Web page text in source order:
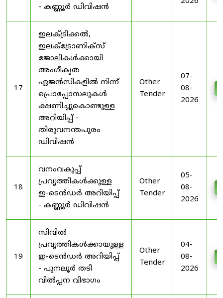
- കണ്ണൂർ ഡിവിഷൻ
17
ഇലക്ട്രിക്കൽ,
ഇലക്ട്രോണിക്സ്
ജോലികൾക്കായി
അംഗീകൃത
ഏജൻസികളിൽ നിന്ന്
പ്രൊപ്പോസലുകൾ
ക്ഷണിച്ചുകൊണ്ടുള്ള
അറിയിപ്പ് -
തിരുവനന്തപുരം
ഡിവിഷൻ
Other
Tender
07-
08-
2026
18
വനംവകുപ്പ്
പ്രവൃത്തികൾക്കുള്ള
ഇ-ടെൻഡർ അറിയിപ്പ്
- കണ്ണൂർ ഡിവിഷൻ
Other
Tender
05-
08-
2026
19
സിവിൽ
പ്രവൃത്തികൾക്കായുള്ള
ഇ-ടെൻഡർ അറിയിപ്പ്
- പുനലൂർ തടി
വിൽപ്പന വിഭാഗം
Other
Tender
04-
08-
2026